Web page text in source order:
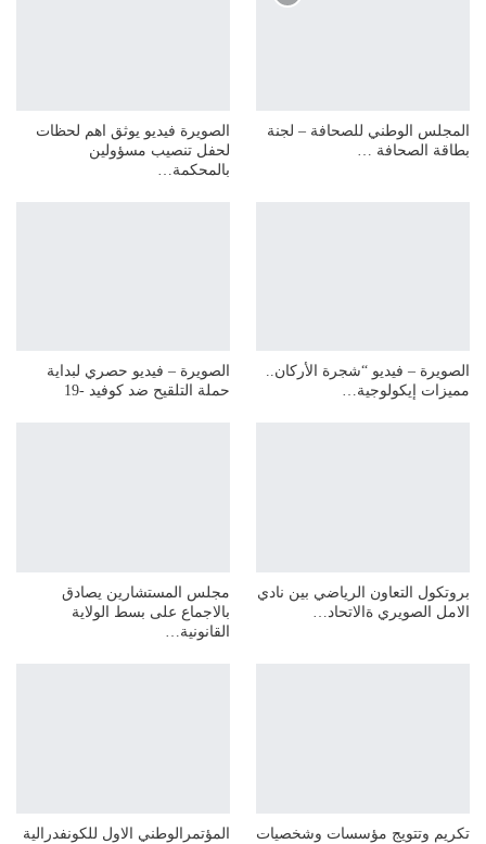
المجلس الوطني للصحافة – لجنة
بطاقة الصحافة …
الصويرة فيديو يوثق اهم لحظات
لحفل تنصيب مسؤولين
بالمحكمة…
الصويرة – فيديو “شجرة الأركان..
مميزات إيكولوجية…
الصويرة – فيديو حصري لبداية
حملة التلقيح ضد كوفيد -19
بروتكول التعاون الرياضي بين نادي
الامل الصويري ةالاتحاد…
مجلس المستشارين يصادق
بالاجماع على بسط الولاية
القانونية…
تكريم وتتويج مؤسسات وشخصيات
المؤتمرالوطني الاول للكونفدرالية